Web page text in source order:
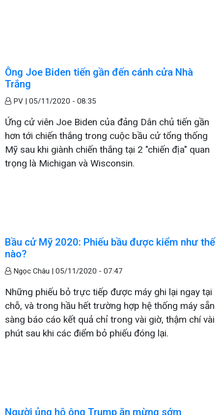
Ông Joe Biden tiến gần đến cánh cửa Nhà
Trắng
PV | 05/11/2020 - 08:35
Ứng cử viên Joe Biden của đảng Dân chủ tiến gần
hơn tới chiến thắng trong cuộc bầu cử tổng thống
Mỹ sau khi giành chiến thắng tại 2 "chiến địa" quan
trọng là Michigan và Wisconsin.
Bầu cử Mỹ 2020: Phiếu bầu được kiểm như thế
nào?
Ngọc Châu | 05/11/2020 - 07:47
Những phiếu bỏ trực tiếp được máy ghi lại ngay tại
chỗ, và trong hầu hết trường hợp hệ thống máy sẵn
sàng báo cáo kết quả chỉ trong vài giờ, thậm chí vài
phút sau khi các điểm bỏ phiếu đóng lại.
Người ủng hộ ông Trump ăn mừng sớm